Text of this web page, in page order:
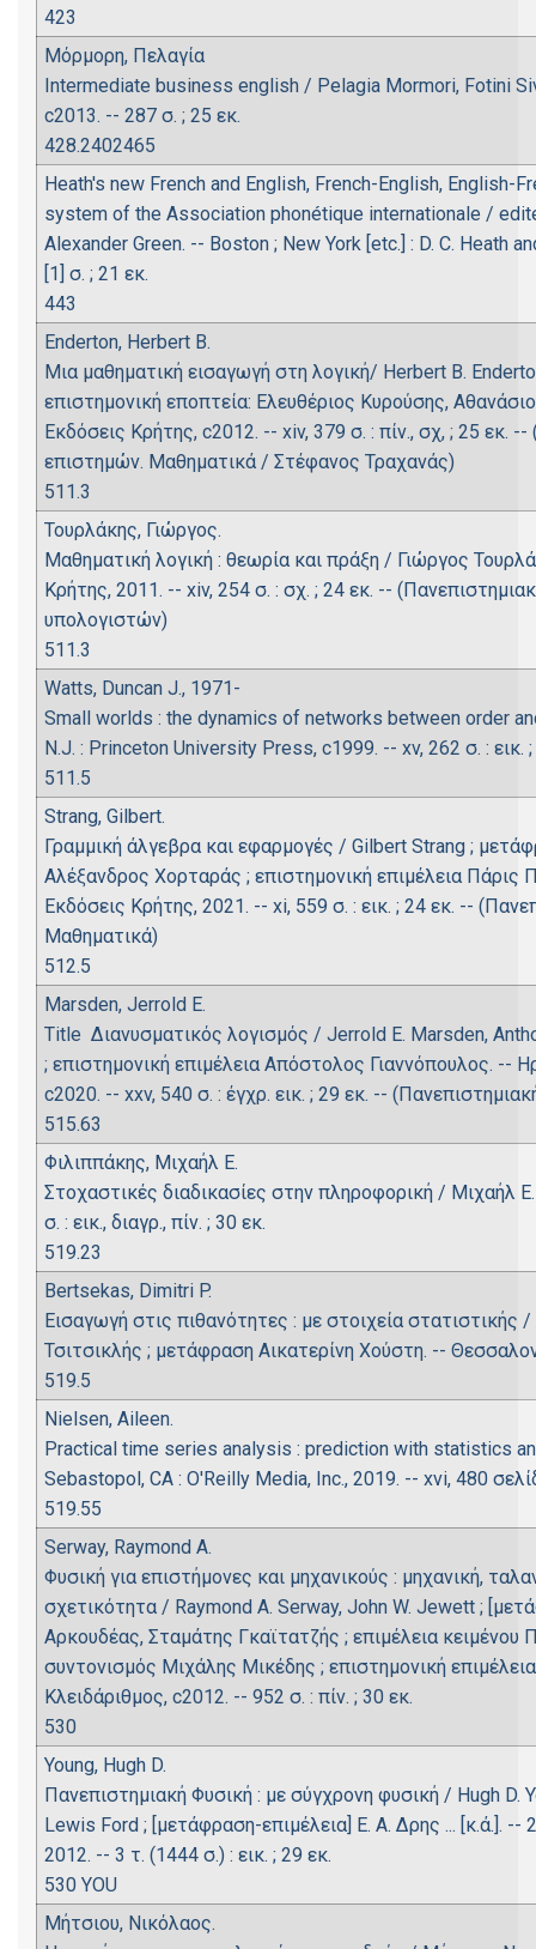
423
Μόρμορη, Πελαγία
Intermediate business english / Pelagia Mormori, Fotini
c2013. -- 287 σ. ; 25 εκ.
428.2402465
Heath's new French and English, French-English, English-
system of the Association phonétique internationale /
Alexander Green. -- Boston ; New York [etc.] : D. C. Heath
[1] σ. ; 21 εκ.
443
Enderton, Herbert B.
Μια μαθηματική εισαγωγή στη λογική/ Herbert B.
επιστημονική εποπτεία: Ελευθέριος Κυρούσης,
Εκδόσεις Κρήτης, c2012. -- xiv, 379 σ. : πίν., σχ, ; 25 εκ.
επιστημών. Μαθηματικά / Στέφανος Τραχανάς)
511.3
Τουρλάκης, Γιώργος.
Μαθηματική λογική : θεωρία και πράξη / Γιώργος
Κρήτης, 2011. -- xiv, 254 σ. : σχ. ; 24 εκ. --
υπολογιστών)
511.3
Watts, Duncan J., 1971-
Small worlds : the dynamics of networks between order
N.J. : Princeton University Press, c1999. -- xv, 262 σ. : εικ.
511.5
Strang, Gilbert.
Γραμμική άλγεβρα και εφαρμογές / Gilbert Strang ;
Αλέξανδρος Χορταράς ; επιστημονική επιμέλεια
Εκδόσεις Κρήτης, 2021. -- xi, 559 σ. : εικ. ; 24 εκ. --
Μαθηματικά)
512.5
Marsden, Jerrold E.
Title Διανυσματικός λογισμός / Jerrold E. Marsden,
; επιστημονική επιμέλεια Απόστολος Γιαννόπουλος. --
c2020. -- xxv, 540 σ. : έγχρ. εικ. ; 29 εκ. --
515.63
Φιλιππάκης, Μιχαήλ Ε.
Στοχαστικές διαδικασίες στην πληροφορική / Μιχαήλ
σ. : εικ., διαγρ., πίν. ; 30 εκ.
519.23
Bertsekas, Dimitri P.
Εισαγωγή στις πιθανότητες : με στοιχεία
Τσιτσικλής ; μετάφραση Αικατερίνη Χούστη. --
519.5
Nielsen, Aileen.
Practical time series analysis : prediction with statistics
Sebastopol, CA : O'Reilly Media, Inc., 2019. -- xvi, 480
519.55
Serway, Raymond A.
Φυσική για επιστήμονες και μηχανικούς : μηχανική,
σχετικότητα / Raymond A. Serway, John W. Jewett ;
Αρκουδέας, Σταμάτης Γκαϊτατζής ; επιμέλεια κειμένου
συντονισμός Μιχάλης Μικέδης ; επιστημονική
Κλειδάριθμος, c2012. -- 952 σ. : πίν. ; 30 εκ.
530
Young, Hugh D.
Πανεπιστημιακή Φυσική : με σύγχρονη φυσική / Hugh D.
Lewis Ford ; [μετάφραση-επιμέλεια] Ε. Α. Δρης ... [κ.ά.].
2012. -- 3 τ. (1444 σ.) : εικ. ; 29 εκ.
530 YOU
Μήτσιου, Νικόλαος.